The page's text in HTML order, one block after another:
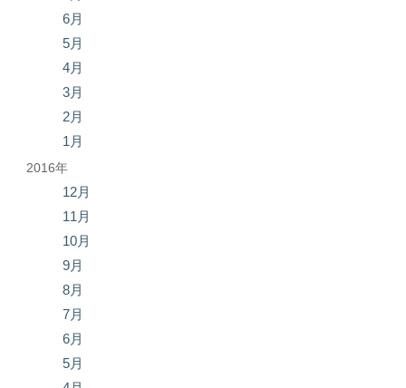
6月
5月
4月
3月
2月
1月
2016年
12月
11月
10月
9月
8月
7月
6月
5月